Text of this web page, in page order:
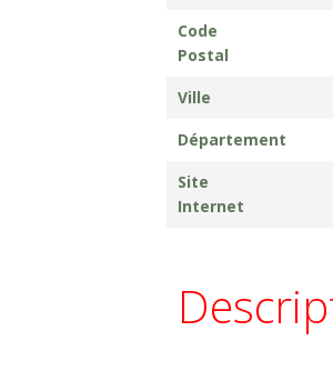
Code
Postal
Ville
Département
Site
Internet